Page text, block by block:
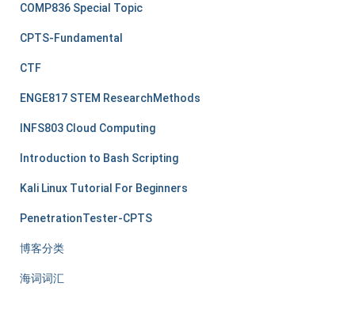
COMP836 Special Topic
CPTS-Fundamental
CTF
ENGE817 STEM ResearchMethods
INFS803 Cloud Computing
Introduction to Bash Scripting
Kali Linux Tutorial For Beginners
PenetrationTester-CPTS
博客分类
海词词汇